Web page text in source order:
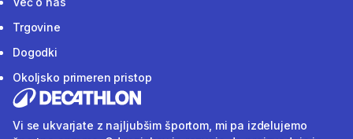
Trgovine
Dogodki
Okoljsko primeren pristop
Vi se ukvarjate z najljubšim športom, mi pa izdelujemo